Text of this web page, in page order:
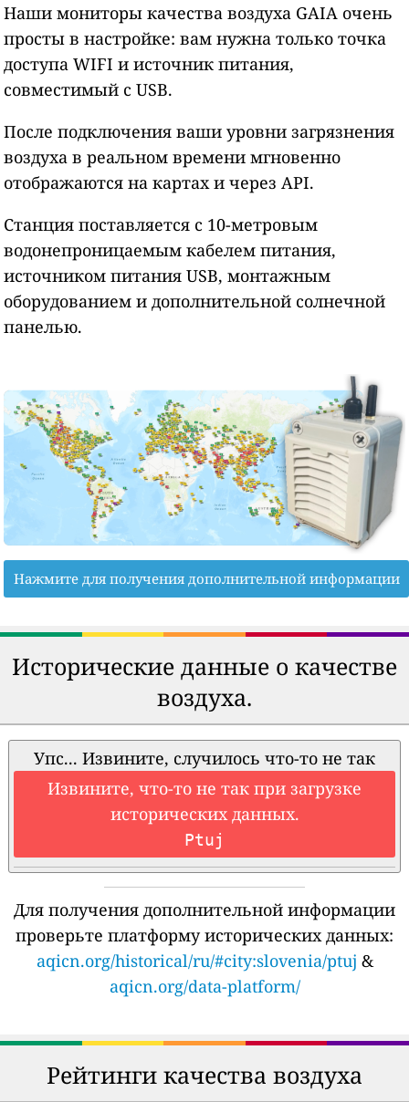
Наши мониторы качества воздуха GAIA очень
просты в настройке: вам нужна только точка
доступа WIFI и источник питания,
совместимый с USB.
После подключения ваши уровни загрязнения
воздуха в реальном времени мгновенно
отображаются на картах и через API.
Станция поставляется с 10-метровым
водонепроницаемым кабелем питания,
источником питания USB, монтажным
оборудованием и дополнительной солнечной
панелью.
Нажмите для получения дополнительной информации
Исторические данные о качестве
воздуха.
Упс... Извините, случилось что-то не так
Извините, что-то не так при загрузке
исторических данных.
Ptuj
Для получения дополнительной информации
проверьте платформу исторических данных:
aqicn.org/historical/ru/#city:slovenia/ptuj &
aqicn.org/data-platform/
Рейтинги качества воздуха